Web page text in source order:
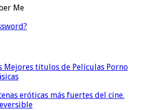
Me
Mejores títulos de Películas Porno
eróticas más fuertes del cine.